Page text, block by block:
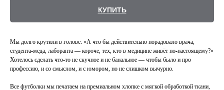
КУПИТЬ
Мы долго крутили в голове: «А что бы действительно порадовало врача,
студента-меда, лаборанта — короче, тех, кто в медицине живёт по-настоящему?»
Хотелось сделать что-то не скучное и не банальное — чтобы было и про
профессию, и со смыслом, и с юмором, но не слишком вычурно.
Все футболки мы печатаем на премиальном хлопке с мягкой обработкой ткани,